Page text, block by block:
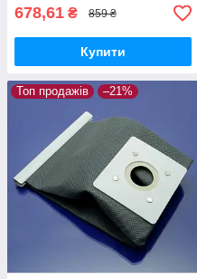
678,61 ₴ 859 ₴
Купити
Топ продажів –21%